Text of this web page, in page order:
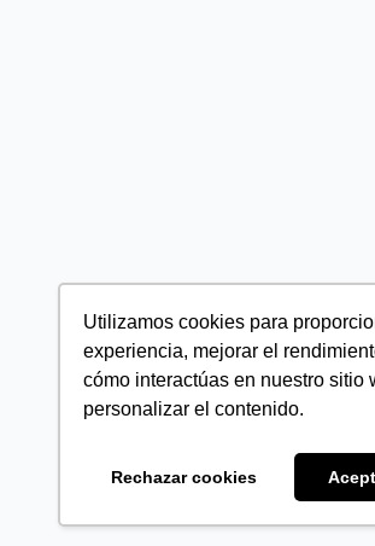
Utilizamos cookies para
experiencia, mejorar el
cómo interactúas en nuestro sitio
personalizar el contenido.
Rechazar cookies